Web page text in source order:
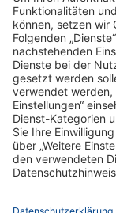
Zurück
Datenschutz